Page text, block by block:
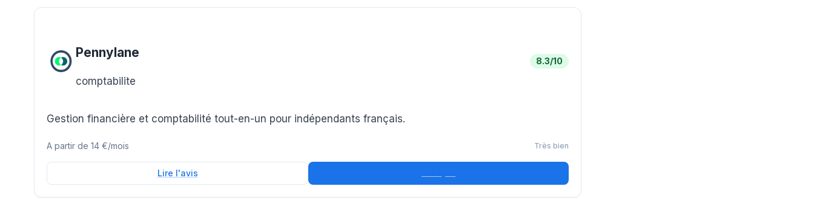
Pennylane
comptabilite
8.3/10
Gestion financière et comptabilité tout-en-un pour indépendants français.
A partir de 14 €/mois Très bien
Lire l'avis